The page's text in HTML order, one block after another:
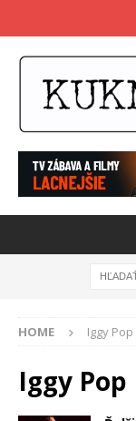
HOME Iggy Pop
Iggy Pop